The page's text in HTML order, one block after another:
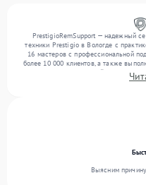
PrestigioRemSupport — надежный
техники Prestigio в Вологде с
16 мастеров с профессиональной
более 10 000 клиентов, а также
Ежемесячно в сервисный центр
за задачи любой сложности и
Выясним